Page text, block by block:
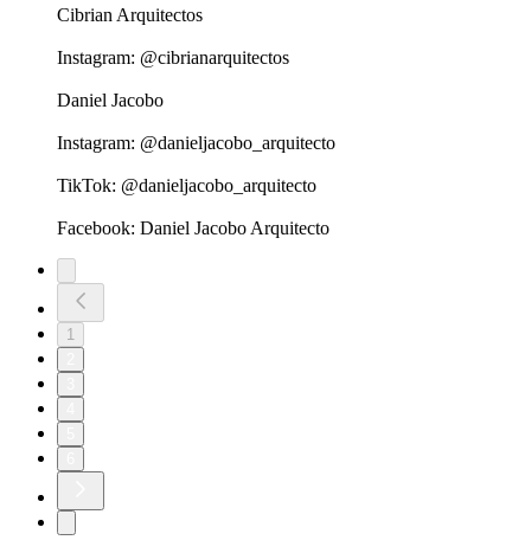
Cibrian Arquitectos
Instagram: @cibrianarquitectos
Daniel Jacobo
Instagram: @danieljacobo_arquitecto
TikTok: @danieljacobo_arquitecto
Facebook: Daniel Jacobo Arquitecto
1